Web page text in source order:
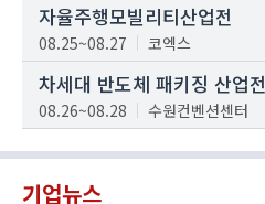
자율주행모빌리티산업전
08.25~08.27 코엑스
차세대 반도체 패키징 산업전
08.26~08.28 수원컨벤션센터
기업뉴스